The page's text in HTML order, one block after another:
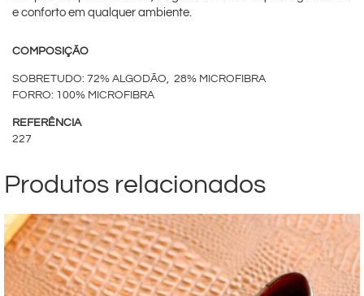
e conforto em qualquer ambiente.
COMPOSIÇÃO
SOBRETUDO: 72% ALGODÃO, 28% MICROFIBRA
FORRO: 100% MICROFIBRA
REFERÊNCIA
227
Produtos relacionados